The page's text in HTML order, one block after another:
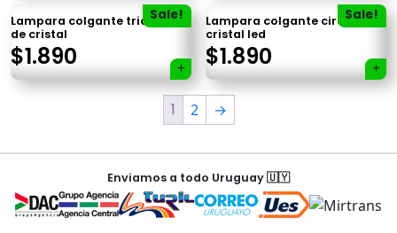
Sale!
Lampara colgante triángulo
de cristal
$1.890
Sale!
Lampara colgante circular de
cristal led
$1.890
1 2 →
Enviamos a todo Uruguay 🇺🇾
×
automáticamente.